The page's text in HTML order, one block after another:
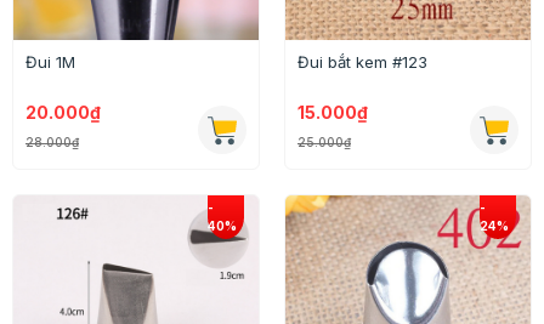
Đui 1M
20.000₫
28.000₫
Đui bắt kem #123
15.000₫
25.000₫